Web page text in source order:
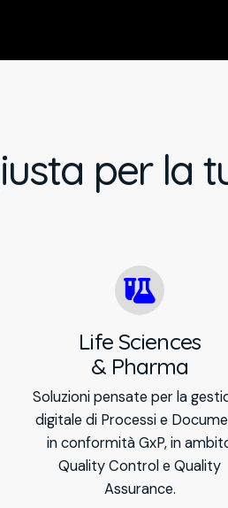
per la
Life Sciences
& Pharma
Soluzioni pensate per la
digitale di Processi e
in conformità GxP, in
Quality Control e Quality
Assurance.